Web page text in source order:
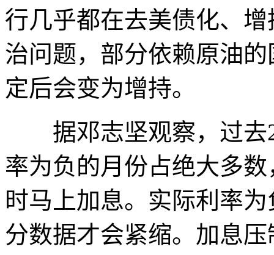
行几乎都在去美债化、
治问题，部分依赖原油
定后会变为增持。
据邓志坚观察，过去
率为负的月份占绝大多
时马上加息。实际利率
分数据才会紧缩。加息